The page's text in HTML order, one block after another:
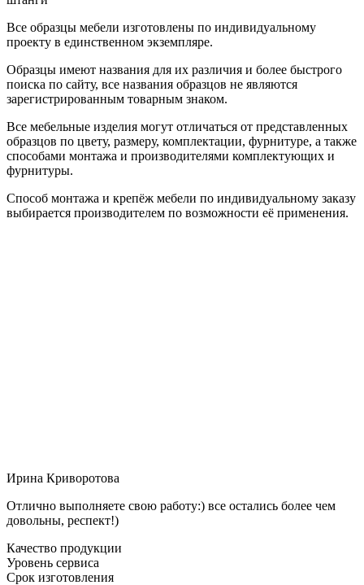
Все образцы мебели изготовлены по индивидуальному
проекту в единственном экземпляре.
Образцы имеют названия для их различия и более быстрого
поиска по сайту, все названия образцов не являются
зарегистрированным товарным знаком.
Все мебельные изделия могут отличаться от представленных
образцов по цвету, размеру, комплектации, фурнитуре, а также
способами монтажа и производителями комплектующих и
фурнитуры.
Способ монтажа и крепёж мебели по индивидуальному заказу
выбирается производителем по возможности её применения.
Ирина Криворотова
Отлично выполняете свою работу:) все остались более чем
довольны, респект!)
Качество продукции
Уровень сервиса
Срок изготовления